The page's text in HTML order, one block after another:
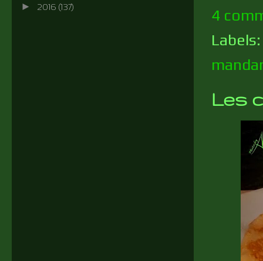
4
Les
► 2016 (137)